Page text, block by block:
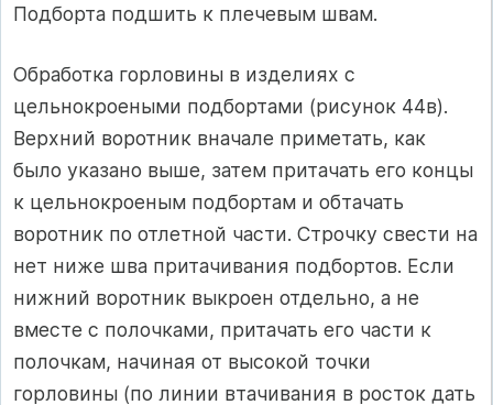
Подборта подшить к плечевым швам.
Обработка горловины в изделиях с
цельнокроеными подбортами (рисунок 44в).
Верхний воротник вначале приметать, как
было указано выше, затем притачать его концы
к цельнокроеным подбортам и обтачать
воротник по отлетной части. Строчку свести на
нет ниже шва притачивания подбортов. Если
нижний воротник выкроен отдельно, а не
вместе с полочками, притачать его части к
полочкам, начиная от высокой точки
горловины (по линии втачивания в росток дать